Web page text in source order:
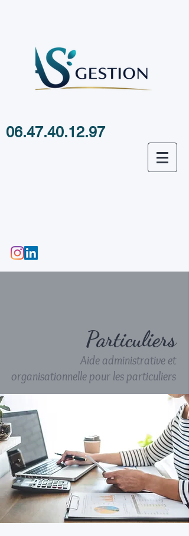
06.47.40.12.97
Particuliers
Aide administrative et
organisationnelle pour les particuliers